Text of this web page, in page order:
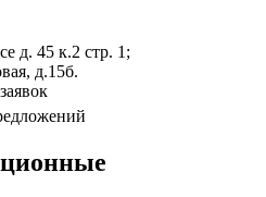
д. 45 к.2 стр. 1;
д.15б.